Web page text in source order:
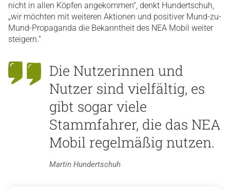
nicht in allen Köpfen angekommen“, denkt Hundertschuh,
„wir möchten mit weiteren Aktionen und positiver Mund-zu-
Mund-Propaganda die Bekanntheit des NEA Mobil weiter
steigern.“
Die Nutzerinnen und
Nutzer sind vielfältig, es
gibt sogar viele
Stammfahrer, die das NEA
Mobil regelmäßig nutzen.
Martin Hundertschuh